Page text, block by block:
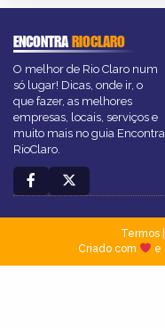
ENCONTRARIOCLARO
O melhor de Rio Claro num
só lugar! Dicas, onde ir, o
que fazer, as melhores
empresas, locais, serviços e
muito mais no guia Encontra
RioClaro.
Termos|
Criado com
e